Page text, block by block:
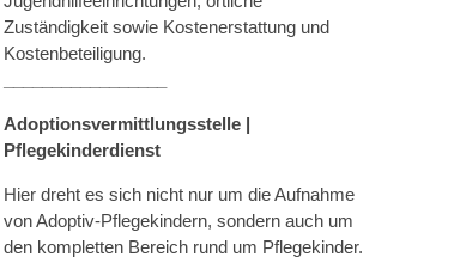
Zuständigkeit sowie Kostenerstattung und
Kostenbeteiligung.
Adoptionsvermittlungsstelle |
Pflegekinderdienst
Hier dreht es sich nicht nur um die Aufnahme
von Adoptiv-Pflegekindern, sondern auch um
den kompletten Bereich rund um Pflegekinder.